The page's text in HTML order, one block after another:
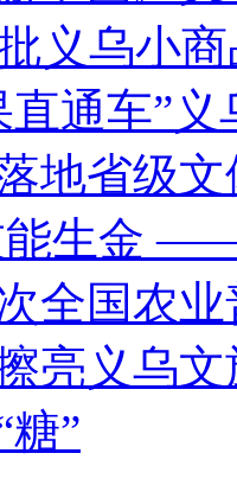
义乌小
直通车”
地省级
能生金
全国农
亮义乌
糖”